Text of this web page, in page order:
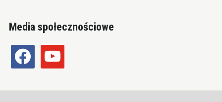
Media społecznościowe
facebook youtube